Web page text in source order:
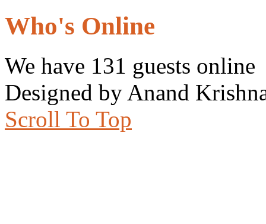
Who's Online
We have 131 guests online
Designed by Anand
Scroll To Top